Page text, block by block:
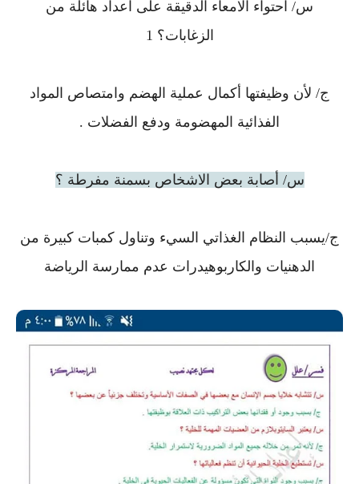
س/ احتواء الامعاء الدقيقة على اعداد هائلة من
الزغابات؟ 1
ج/ لأن وظيفتها أكمال عملية الهضم وامتصاص المواد
الفذائية المهضومة ودفع الفضلات .
س/ أصابة بعض الاشخاص بسمنة مفرطة ؟
ج/يسبب النظام الغذاتي السيء وتناول كمبات كبيرة من
الدهنيات والكاربوهيدرات عدم ممارسة الرياضة